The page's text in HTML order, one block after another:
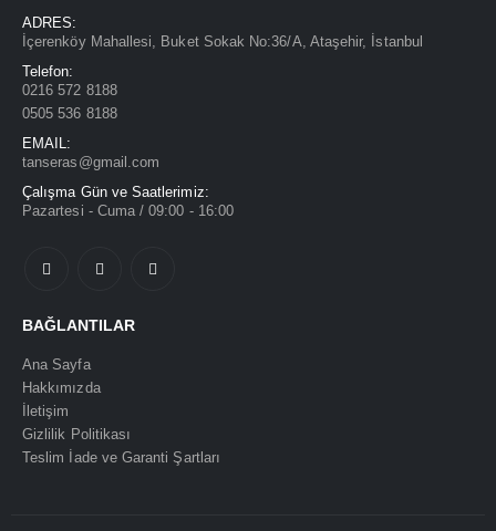
ADRES:
İçerenköy Mahallesi, Buket Sokak No:36/A, Ataşehir, İstanbul
Telefon:
0216 572 8188
0505 536 8188
EMAIL:
tanseras@gmail.com
Çalışma Gün ve Saatlerimiz:
Pazartesi - Cuma / 09:00 - 16:00
BAĞLANTILAR
Ana Sayfa
Hakkımızda
İletişim
Gizlilik Politikası
Teslim İade ve Garanti Şartları